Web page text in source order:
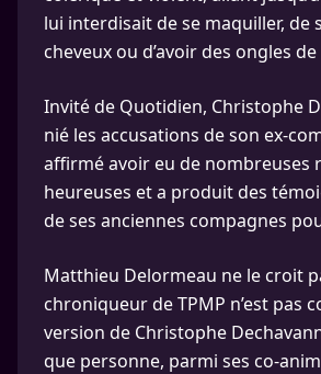
lui interdisait de se maquiller, de
cheveux ou d’avoir des ongles
Invité de Quotidien, Christophe
nié les accusations de son ex-
affirmé avoir eu de nombreuses
heureuses et a produit des
de ses anciennes compagnes
Matthieu Delormeau ne le croit
chroniqueur de TPMP n’est pas
version de Christophe
que personne, parmi ses co-